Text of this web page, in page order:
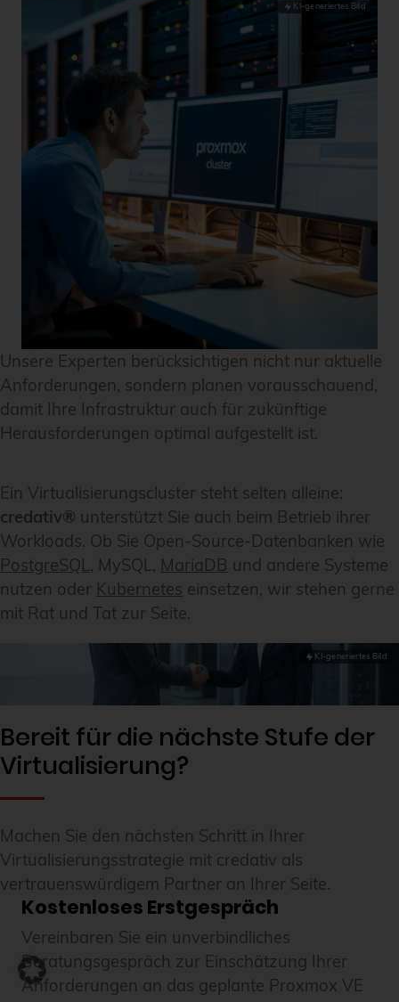
KI-generiertes Bild
Unsere Experten berücksichtigen nicht nur aktuelle
Anforderungen, sondern planen vorausschauend,
damit Ihre Infrastruktur auch für zukünftige
Herausforderungen optimal aufgestellt ist.
Ein Virtualisierungscluster steht selten alleine:
credativ® unterstützt Sie auch beim Betrieb ihrer
Workloads. Ob Sie Open-Source-Datenbanken wie
PostgreSQL, MySQL, MariaDB und andere Systeme
nutzen oder Kubernetes einsetzen, wir stehen gerne
mit Rat und Tat zur Seite.
KI-generiertes Bild
Bereit für die nächste Stufe der
Virtualisierung?
Machen Sie den nächsten Schritt in Ihrer
Virtualisierungsstrategie mit credativ als
vertrauenswürdigem Partner an Ihrer Seite.
Kostenloses Erstgespräch
Vereinbaren Sie ein unverbindliches
Beratungsgespräch zur Einschätzung Ihrer
Anforderungen an das geplante Proxmox VE